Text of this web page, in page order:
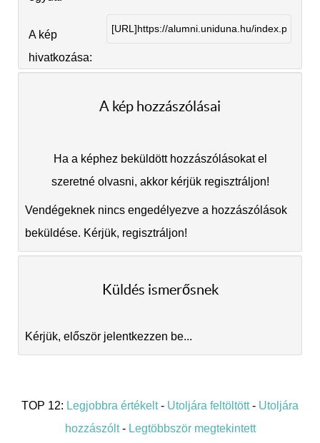
A kép
hivatkozása:
A kép hozzászólásai
Ha a képhez beküldött hozzászólásokat el
szeretné olvasni, akkor kérjük regisztráljon!
Vendégeknek nincs engedélyezve a hozzászólások
beküldése. Kérjük, regisztráljon!
Küldés ismerősnek
Kérjük, először jelentkezzen be...
TOP 12: Legjobbra értékelt- Utoljára feltöltött- Utoljára
hozzászólt- Legtöbbször megtekintett